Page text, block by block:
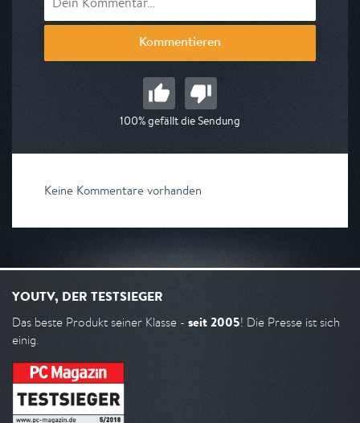
Kommentieren
100% gefällt die Sendung
Keine Kommentare vorhanden
YOUTV, DER TESTSIEGER
Das beste Produkt seiner Klasse - seit 2005! Die Presse ist sich
einig.